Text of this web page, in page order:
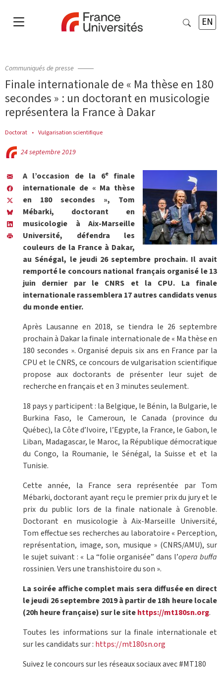
EN
Communiqués de presse
Finale internationale de « Ma thèse en 180
secondes » : un doctorant en musicologie
représentera la France à Dakar
Doctorat Vulgarisation scientifique
24 septembre 2019
A l’occasion de la 6efinale
internationale de « Ma thèse
en 180 secondes », Tom
Mébarki, doctorant en
musicologie à Aix-Marseille
Université, défendra les
couleurs de la France à Dakar,
au Sénégal, le jeudi 26 septembre prochain. Il avait
remporté le concours national français organisé le 13
juin dernier par le CNRS et la CPU. La finale
internationale rassemblera 17 autres candidatsvenus
du monde entier.
Après Lausanne en 2018, se tiendra le 26 septembre
prochain à Dakar la finale internationale de « Ma thèse en
180 secondes ». Organisé depuis six ans en France par la
CPU et le CNRS, ce concours de vulgarisation scientifique
propose aux doctorants de présenter leur sujet de
recherche en français et en 3 minutes seulement.
18 pays y participent : la Belgique, le Bénin, la Bulgarie, le
Burkina Faso, le Cameroun, le Canada (province du
Québec), la Côte d’Ivoire, l’Egypte, la France, le Gabon, le
Liban, Madagascar, le Maroc, la République démocratique
du Congo, la Roumanie, le Sénégal, la Suisse et et la
Tunisie.
Cette année, la France sera représentée par Tom
Mébarki, doctorant ayant reçu le premier prix du jury et le
prix du public lors de la finale nationale à Grenoble.
Doctorant en musicologie à Aix-Marseille Université,
Tom effectue ses recherches au laboratoire « Perception,
représentation, image, son, musique » (CNRS/AMU), sur
le sujet suivant : « La “folie organisée” dans l’opera buffa
rossinien. Vers une transhistoire du son ».
La soirée affiche complet mais sera diffusée en direct
le jeudi 26 septembre 2019 à partir de 18h heure locale
(20h heure française) sur le sitehttps://mt180sn.org.
Toutes les informations sur la finale internationale et
sur les candidats sur : https://mt180sn.org
Suivez le concours sur les réseaux sociaux avec #MT180